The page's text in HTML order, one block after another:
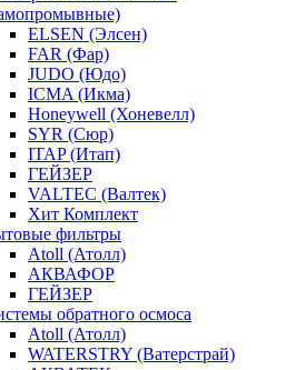
ELSEN (Элсен)
FAR (Фар)
JUDO (Юдо)
ICMA (Икма)
Honeywell (Хоневелл)
SYR (Сюр)
ITAP (Итап)
ГЕЙЗЕР
VALTEC (Валтек)
Хит Комплект
фильтры
Atoll (Атолл)
АКВАФОР
ГЕЙЗЕР
обратного осмоса
Atoll (Атолл)
WATERSTRY (Ватерстрай)